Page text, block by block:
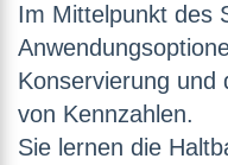
Im Mittelpunkt des
Konservierung und
von Kennzahlen.
Sie lernen die